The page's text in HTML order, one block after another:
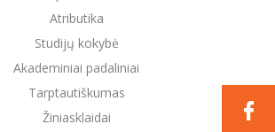
mobilios programėlės
sistema
sąjunga
paieška
Atributika
Studijų kokybė
Akademiniai padaliniai
Tarptautiškumas
Žiniasklaidai